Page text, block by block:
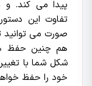
پیدا می کند. و
تفاوت این
صورت می توانید
هم چنین حفظ
شکل شما با
خود را حفظ